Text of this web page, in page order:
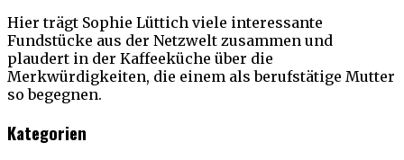
Hier trägt Sophie Lüttich viele interessante
Fundstücke aus der Netzwelt zusammen und
plaudert in der Kaffeeküche über die
Merkwürdigkeiten, die einem als berufstätige Mutter
so begegnen.
Kategorien